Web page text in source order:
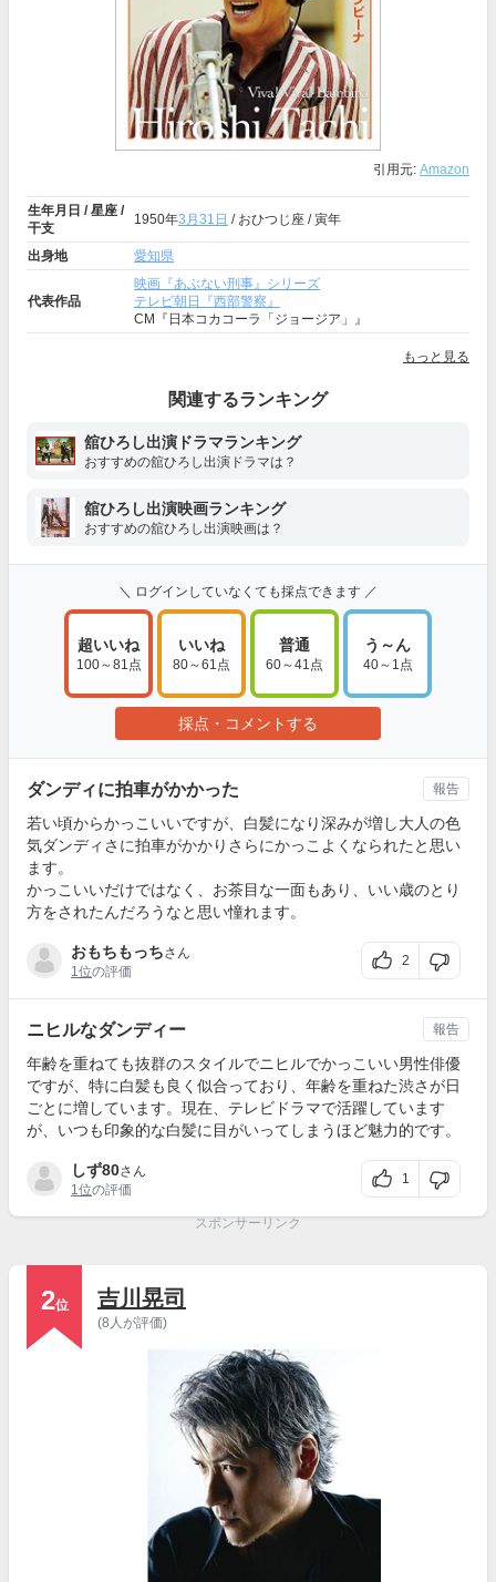
引用元: Amazon
生年月日 / 星座 /
干支
1950年3月31日 / おひつじ座 / 寅年
出身地 愛知県
代表作品
映画『あぶない刑事』シリーズ
テレビ朝日『西部警察』
CM『日本コカコーラ「ジョージア」』
もっと見る
関連するランキング
舘ひろし出演ドラマランキング
おすすめの舘ひろし出演ドラマは？
舘ひろし出演映画ランキング
おすすめの舘ひろし出演映画は？
＼ ログインしていなくても採点できます ／
超いいね
100～81点
いいね
80～61点
普通
60～41点
う～ん
40～1点
採点・コメントする
ダンディに拍車がかかった
若い頃からかっこいいですが、白髪になり深みが増し大人の色
気ダンディさに拍車がかかりさらにかっこよくなられたと思い
ます。
かっこいいだけではなく、お茶目な一面もあり、いい歳のとり
方をされたんだろうなと思い憧れます。
おもちもっちさん
1位の評価
2
報告
ニヒルなダンディー
年齢を重ねても抜群のスタイルでニヒルでかっこいい男性俳優
ですが、特に白髪も良く似合っており、年齢を重ねた渋さが日
ごとに増しています。現在、テレビドラマで活躍しています
が、いつも印象的な白髪に目がいってしまうほど魅力的です。
しず80さん
1位の評価
1
報告
スポンサーリンク
2位 吉川晃司
(8人が評価)